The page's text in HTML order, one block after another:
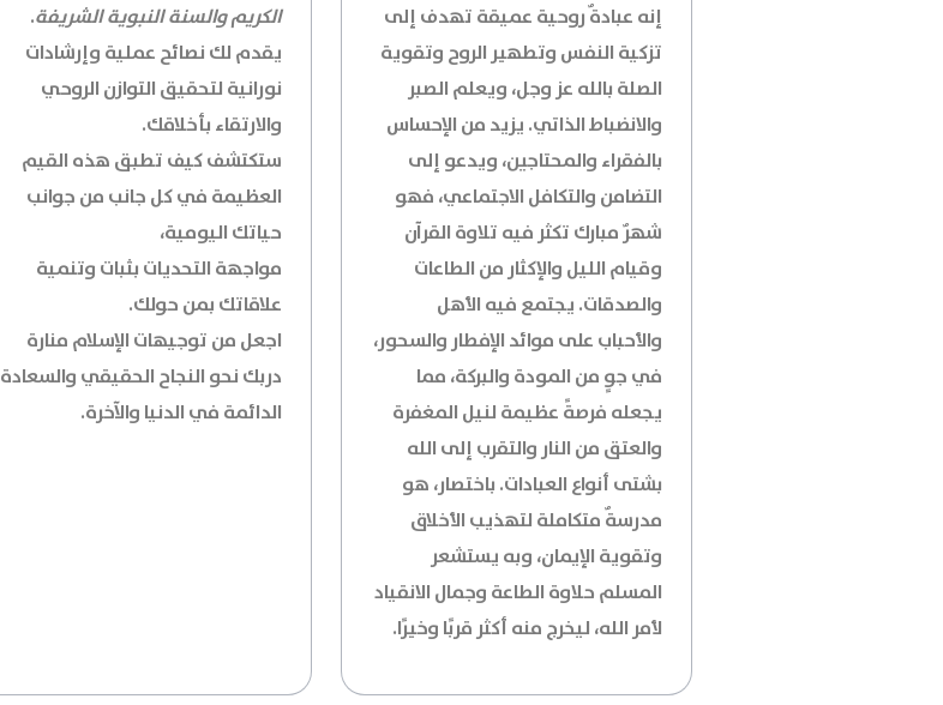
إنه عبادةٌ روحية عميقة تهدف إلى
تزكية النفس وتطهير الروح وتقوية
الصلة بالله عز وجل، ويعلم الصبر
والانضباط الذاتي. يزيد من الإحساس
بالفقراء والمحتاجين، ويدعو إلى
التضامن والتكافل الاجتماعي، فهو
شهرٌ مبارك تكثر فيه تلاوة القرآن
وقيام الليل والإكثار من الطاعات
والصدقات. يجتمع فيه الأهل
والأحباب على موائد الإفطار والسحور،
في جوٍ من المودة والبركة، مما
يجعله فرصةً عظيمة لنيل المغفرة
والعتق من النار والتقرب إلى الله
بشتى أنواع العبادات. باختصار، هو
مدرسةٌ متكاملة لتهذيب الأخلاق
وتقوية الإيمان، وبه يستشعر
المسلم حلاوة الطاعة وجمال الانقياد
لأمر الله، ليخرج منه أكثر قربًا وخيرًا.
الكريم والسنة النبوية الشريفة.
يقدم لك نصائح عملية وإرشادات
نورانية لتحقيق التوازن الروحي
والارتقاء بأخلاقك.
ستكتشف كيف تطبق هذه القيم
العظيمة في كل جانب من جوانب
حياتك اليومية،
مواجهة التحديات بثبات وتنمية
علاقاتك بمن حولك.
اجعل من توجيهات الإسلام منارة
دربك نحو النجاح الحقيقي والسعادة
الدائمة في الدنيا والآخرة.